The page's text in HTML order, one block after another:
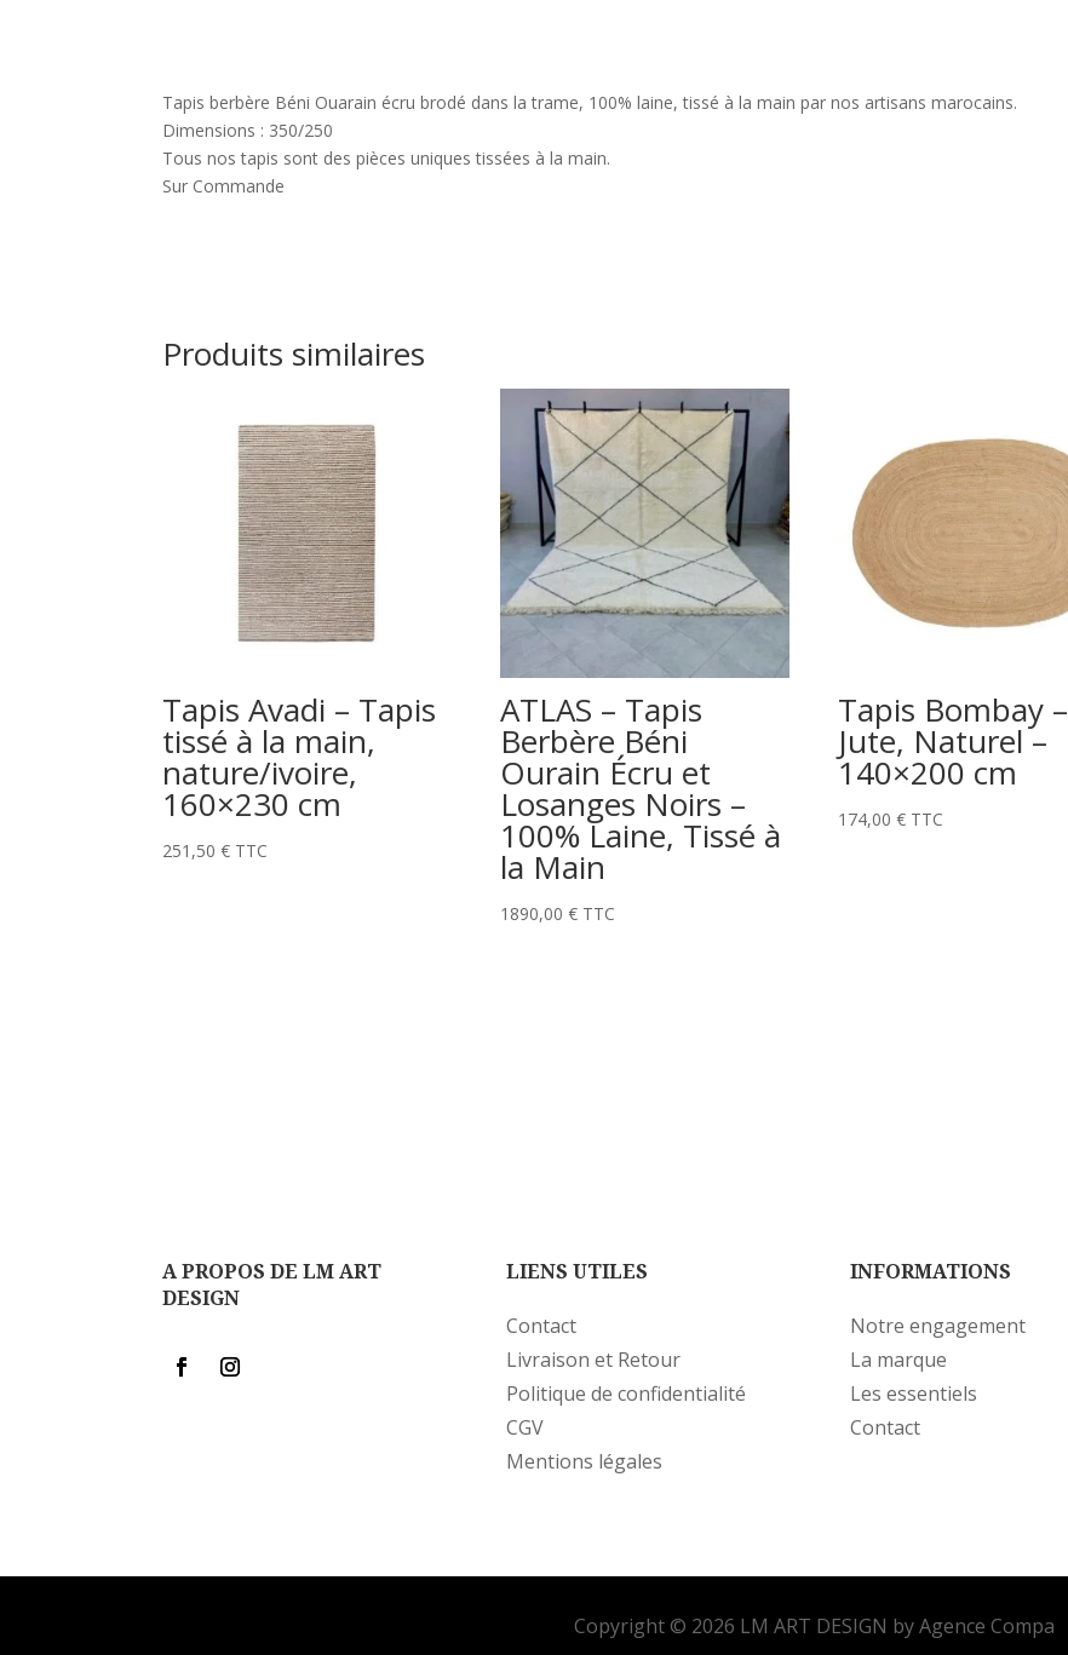
Tapis berbère Béni Ouarain écru brodé dans la trame, 100% laine, tissé à la main par nos artisans marocains.
Dimensions : 350/250
Tous nos tapis sont des pièces uniques tissées à la main.
Sur Commande
Produits similaires
Tapis Avadi – Tapis
tissé à la main,
nature/ivoire,
160×230 cm
251,50€ TTC
ATLAS – Tapis
Berbère Béni
Ourain Écru et
Losanges Noirs –
100% Laine, Tissé à
la Main
1890,00€ TTC
Tapis Bombay –
Jute, Naturel –
140×200 cm
174,00€ TTC
A PROPOS DE LM ART
DESIGN
LIENS UTILES
Contact
Livraison et Retour
Politique de confidentialité
CGV
Mentions légales
INFORMATIONS
Notre engagement
La marque
Les essentiels
Contact
Copyright © 2026 LM ART DESIGN by Agence Compa